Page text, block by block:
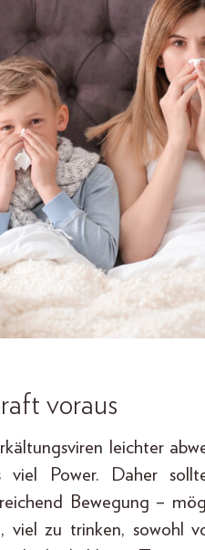
voraus
leichter
viel Power. Daher
Bewegung –
viel zu trinken, sowohl